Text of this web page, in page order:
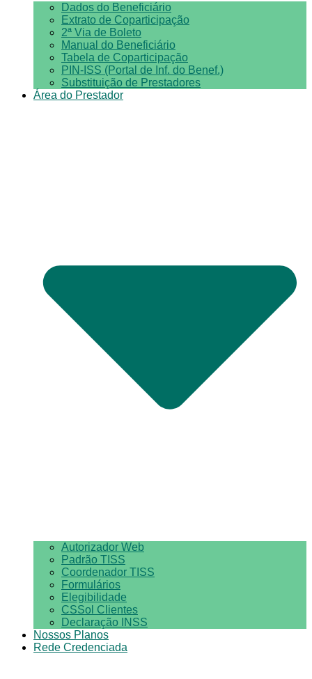
Dados do Beneficiário
Extrato de Coparticipação
2ª Via de Boleto
Manual do Beneficiário
Tabela de Coparticipação
PIN-ISS (Portal de Inf. do Benef.)
Substituição de Prestadores
Área do Prestador
Autorizador Web
Padrão TISS
Coordenador TISS
Formulários
Elegibilidade
CSSol Clientes
Declaração INSS
Nossos Planos
Rede Credenciada